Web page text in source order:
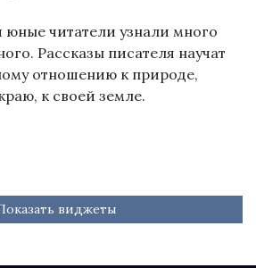
читатели узнали много
Рассказы писателя научат
отношению к природе,
к своей земле.
виджеты